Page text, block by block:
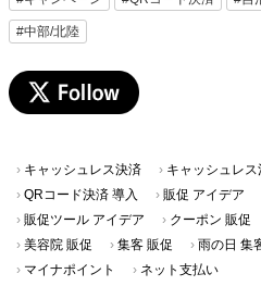
#中部/北陸
キャッシュレス決済 キャッシュレス
QRコード決済 導入
販促 アイデア
販促ツール アイデア
クーポン 販促
美容院 販促
集客 販促 雨の日 集
マイナポイント
ネット支払い